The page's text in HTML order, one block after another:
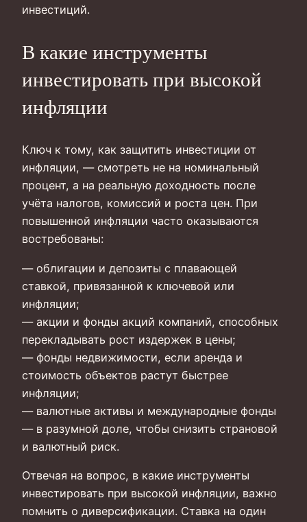
инвестиций.
В какие инструменты
инвестировать при высокой
инфляции
Ключ к тому, как защитить инвестиции от
инфляции, — смотреть не на номинальный
процент, а на реальную доходность после
учёта налогов, комиссий и роста цен. При
повышенной инфляции часто оказываются
востребованы:
— облигации и депозиты с плавающей
ставкой, привязанной к ключевой или
инфляции;
— акции и фонды акций компаний, способных
перекладывать рост издержек в цены;
— фонды недвижимости, если аренда и
стоимость объектов растут быстрее
инфляции;
— валютные активы и международные фонды
— в разумной доле, чтобы снизить страновой
и валютный риск.
Отвечая на вопрос, в какие инструменты
инвестировать при высокой инфляции, важно
помнить о диверсификации. Ставка на один